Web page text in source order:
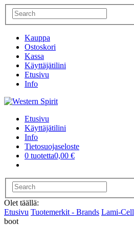
Kauppa
Ostoskori
Kassa
Käyttäjätilini
Etusivu
Info
Etusivu
Käyttäjätilini
Info
Tietosuojaseloste
0 tuotetta0,00 €
Olet täällä:
Etusivu Tuotemerkit - Brands Lami-Cell
boot